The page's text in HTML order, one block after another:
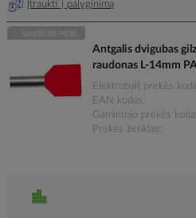
Įtraukti į palyginimą
Antgalis dvigubas
raudonas L-14mm
Elektrobalt prekės
EAN kodas
Gamintojo prekės
Prekės ženklas